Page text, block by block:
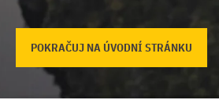
POKRAČUJ NA ÚVODNÍ STRÁNKU